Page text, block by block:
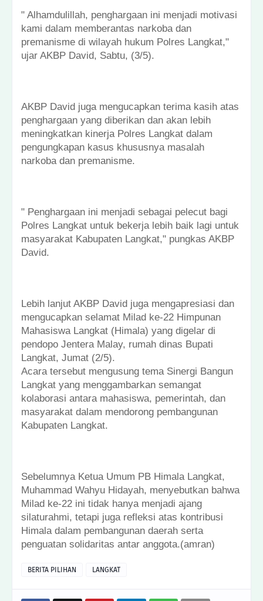
" Alhamdulillah, penghargaan ini menjadi motivasi
kami dalam memberantas narkoba dan
premanisme di wilayah hukum Polres Langkat,"
ujar AKBP David, Sabtu, (3/5).
AKBP David juga mengucapkan terima kasih atas
penghargaan yang diberikan dan akan lebih
meningkatkan kinerja Polres Langkat dalam
pengungkapan kasus khususnya masalah
narkoba dan premanisme.
" Penghargaan ini menjadi sebagai pelecut bagi
Polres Langkat untuk bekerja lebih baik lagi untuk
masyarakat Kabupaten Langkat," pungkas AKBP
David.
Lebih lanjut AKBP David juga mengapresiasi dan
mengucapkan selamat Milad ke-22 Himpunan
Mahasiswa Langkat (Himala) yang digelar di
pendopo Jentera Malay, rumah dinas Bupati
Langkat, Jumat (2/5).
Acara tersebut mengusung tema Sinergi Bangun
Langkat yang menggambarkan semangat
kolaborasi antara mahasiswa, pemerintah, dan
masyarakat dalam mendorong pembangunan
Kabupaten Langkat.
Sebelumnya Ketua Umum PB Himala Langkat,
Muhammad Wahyu Hidayah, menyebutkan bahwa
Milad ke-22 ini tidak hanya menjadi ajang
silaturahmi, tetapi juga refleksi atas kontribusi
Himala dalam pembangunan daerah serta
penguatan solidaritas antar anggota.(amran)
BERITA PILIHAN LANGKAT